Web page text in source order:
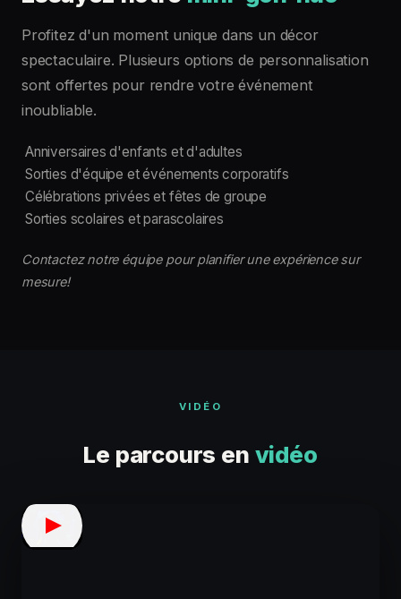
Profitez d'un moment unique dans un décor
spectaculaire. Plusieurs options de personnalisation
sont offertes pour rendre votre événement
inoubliable.
Anniversaires d'enfants et d'adultes
Sorties d'équipe et événements corporatifs
Célébrations privées et fêtes de groupe
Sorties scolaires et parascolaires
Contactez notre équipe pour planifier une expérience sur
mesure!
VIDÉO
Le parcours en vidéo